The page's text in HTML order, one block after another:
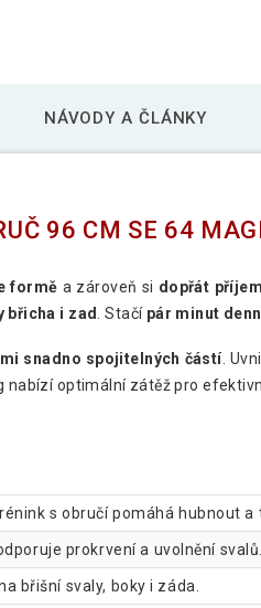
NÁVODY A ČLÁNKY
96 CM SE 64
formě a zároveň si dopřát
břicha i zad. Stačí pár minut
snadno spojitelných částí.
nabízí optimální zátěž pro
s obručí pomáhá hubnout a
prokrvení a uvolnění svalů.
břišní svaly, boky i záda.